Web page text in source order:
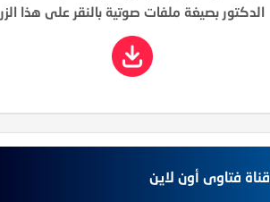
الدكتور بصيغة ملفات صوتية بالنقر على هذا الزر
قناة فتاوى أون لاين